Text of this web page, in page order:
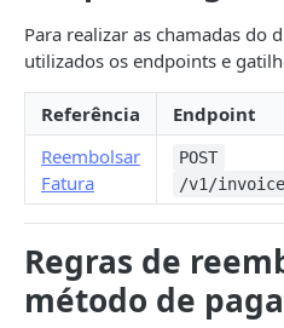
Cartão de Crédito (PCI)
Cartão de Crédito (não
Reembolso [PIX]
Reembolso [Boleto
Criar Método de
Para realizar as chamadas do
utilizados os endpoints e
Referência Endpoint
Reembolsar
Fatura
POST
/v1/
Regras de
método de